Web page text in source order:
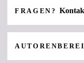
FRAGEN?